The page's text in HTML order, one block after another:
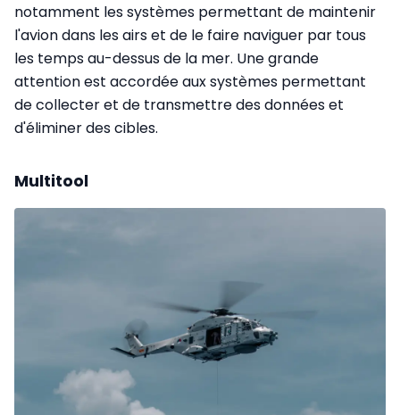
notamment les systèmes permettant de maintenir
l'avion dans les airs et de le faire naviguer par tous
les temps au-dessus de la mer. Une grande
attention est accordée aux systèmes permettant
de collecter et de transmettre des données et
d'éliminer des cibles.
Multitool